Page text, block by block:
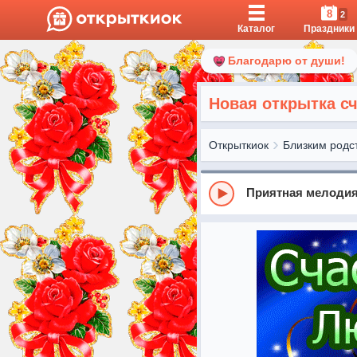
Каталог
8 2
Праздники
Благодарю от души!
Новая открытка
Открыткиок Близким
Приятная